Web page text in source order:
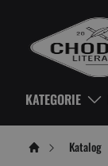
KATEGORIE
Katalog